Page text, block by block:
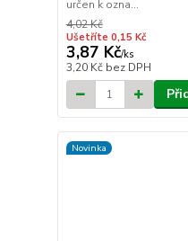
určen k ozna...
4,02 Kč
Ušetříte 0,15 Kč
3,87 Kč/ks
3,20 Kč bez DPH
Novinka